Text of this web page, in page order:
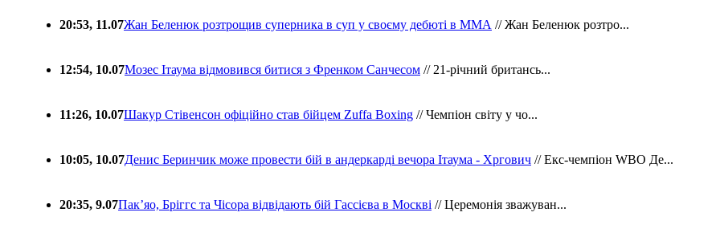
20:53, 11.07Жан Беленюк розтрощив суперника в суп у своєму дебюті в ММА // Жан Беленюк розтро...
12:54, 10.07Мозес Ітаума відмовився битися з Френком Санчесом // 21-річний британсь...
11:26, 10.07Шакур Стівенсон офіційно став бійцем Zuffa Boxing // Чемпіон світу у чо...
10:05, 10.07Денис Беринчик може провести бій в андеркарді вечора Ітаума - Хргович // Екс-чемпіон WBO Де...
20:35, 9.07Пакʼяо, Бріггс та Чісора відвідають бій Гассієва в Москві // Церемонія зважуван...